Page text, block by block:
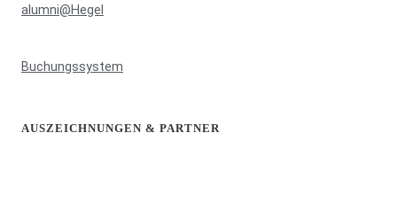
alumni@Hegel
Buchungssystem
AUSZEICHNUNGEN & PARTNER